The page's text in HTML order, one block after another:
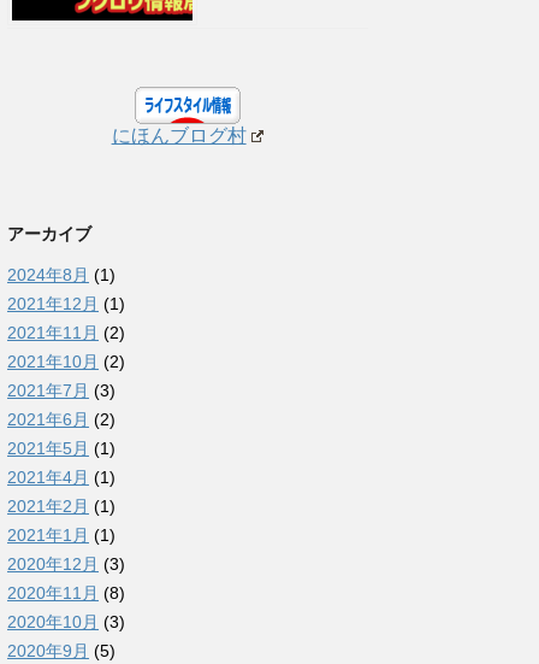
にほんブログ村
アーカイブ
2024年8月 (1)
2021年12月 (1)
2021年11月 (2)
2021年10月 (2)
2021年7月 (3)
2021年6月 (2)
2021年5月 (1)
2021年4月 (1)
2021年2月 (1)
2021年1月 (1)
2020年12月 (3)
2020年11月 (8)
2020年10月 (3)
2020年9月 (5)